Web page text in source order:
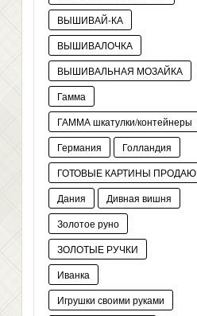
ВЫШИВАЙ-КА
ВЫШИВАЛОЧКА
ВЫШИВАЛЬНАЯ МОЗАЙКА
Гамма
ГАММА шкатулки/контейнеры
Германия
Голландия
ГОТОВЫЕ КАРТИНЫ ПРОДАЮ
Дания
Дивная вишня
Золотое руно
ЗОЛОТЫЕ РУЧКИ
Иванка
Игрушки своими руками